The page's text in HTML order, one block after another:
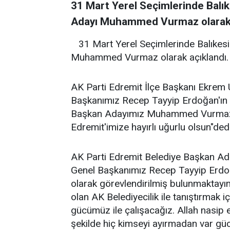
31 Mart Yerel Seçimlerinde
Adayı Muhammed Vurmaz olarak
31 Mart Yerel Seçimlerinde
Muhammed Vurmaz olarak açıklandı.
AK Parti Edremit İlçe Başkanı Ekrem
Başkanımız Recep Tayyip
Başkan Adayımız Muhammed
Edremit'imize hayırlı uğurlu
AK Parti Edremit Belediye Başkan
Genel Başkanımız Recep Tayyip
olarak görevlendirilmiş
olan AK Belediyecilik ile tanıştırmak
gücümüz ile çalışacağız. Allah
şekilde hiç kimseyi ayırmadan var